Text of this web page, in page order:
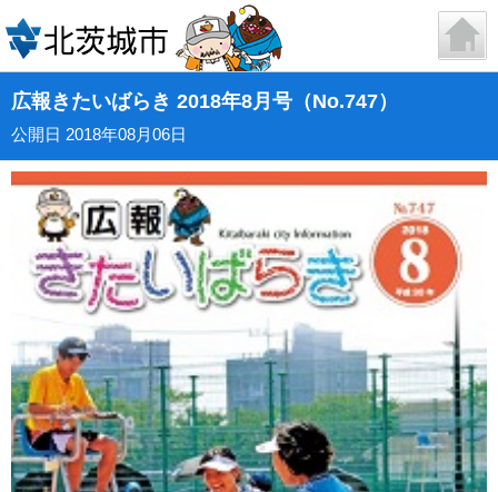
広報きたいばらき 2018年8月号（No.747）
公開日 2018年08月06日